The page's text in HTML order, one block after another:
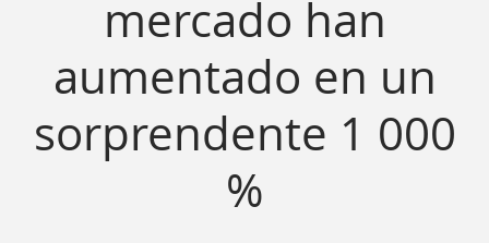
mercado han
aumentado en un
sorprendente 1 000
%